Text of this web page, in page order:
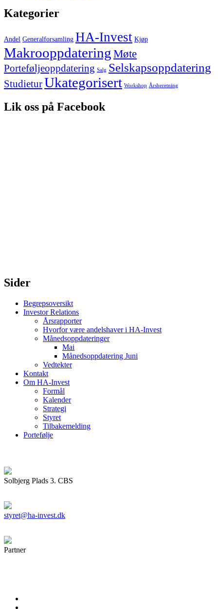
Kategorier
Andel Generalforsamling HA-Invest Kjøp
MakrooppdateringMøte
Porteføljeoppdatering Salg Selskapsoppdatering
StudieturUkategorisert Workshop Årsberetning
Lik oss på Facebook
Sider
Begrepsoversikt
Investor Relations
Årsrapporter
Hvorfor være andelshaver i HA-Invest
Månedsoppdateringer
Mai
Månedsoppdatering Juni
Vedtekter
Kontakt
Om HA-Invest
Formål
Kalender
Strategi
Styret
Tilbakemelding
Portefølje
Solbjerg Plads 3. CBS
styret@ha-invest.dk
Partner